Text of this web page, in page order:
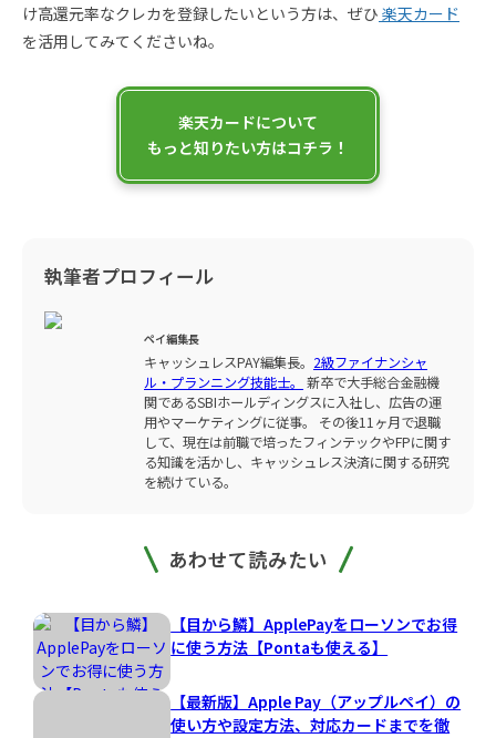
け高還元率なクレカを登録したいという方は、ぜひ 楽天カード
を活用してみてくださいね。
楽天カードについて
もっと知りたい方はコチラ！
執筆者プロフィール
ペイ編集長
キャッシュレスPAY編集長。 2級ファイナンシャ
ル・プランニング技能士。
新卒で大手総合金融機
関であるSBIホールディングスに入社し、広告の運
用やマーケティングに従事。 その後11ヶ月で退職
して、現在は前職で培ったフィンテックやFPに関す
る知識を活かし、キャッシュレス決済に関する研究
を続けている。
あわせて読みたい
【目から鱗】ApplePayをローソンでお得
に使う方法【Pontaも使える】
【最新版】Apple Pay（アップルペイ）の
使い方や設定方法、対応カードまでを徹